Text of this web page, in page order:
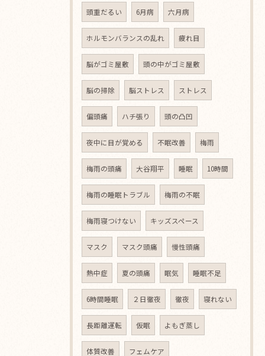
頭重だるい 6月病 六月病
ホルモンバランスの乱れ 疲れ目
脳がゴミ屋敷 頭の中がゴミ屋敷
脳の掃除 脳ストレス ストレス
偏頭痛 ハチ張り 頭の凸凹
夜中に目が覚める 不眠改善 梅雨
梅雨の頭痛 大谷翔平 睡眠 10時間
梅雨の睡眠トラブル 梅雨の不眠
梅雨寝つけない キッズスペース
マスク マスク頭痛 慢性頭痛
熱中症 夏の頭痛 眠気 睡眠不足
6時間睡眠 ２日徹夜 徹夜 寝れない
長距離運転 仮眠 よもぎ蒸し
体質改善 フェムケア